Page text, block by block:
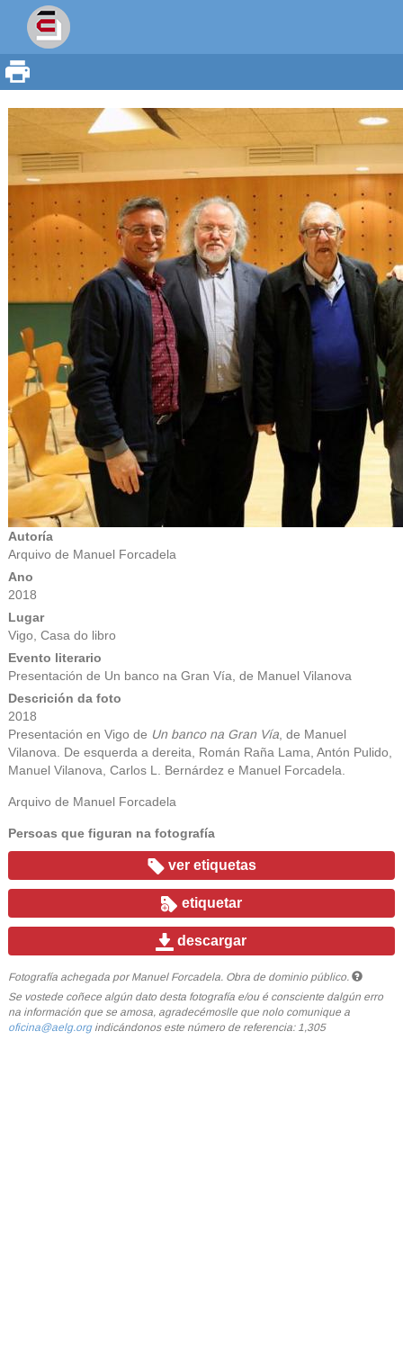
Autoría
Arquivo de Manuel Forcadela
Ano
2018
Lugar
Vigo, Casa do libro
Evento literario
Presentación de Un banco na Gran Vía, de Manuel Vilanova
Descrición da foto
2018
Presentación en Vigo de Un banco na Gran Vía, de Manuel
Vilanova. De esquerda a dereita, Román Raña Lama, Antón Pulido,
Manuel Vilanova, Carlos L. Bernárdez e Manuel Forcadela.
Arquivo de Manuel Forcadela
Persoas que figuran na fotografía
ver etiquetas
etiquetar
descargar
Fotografía achegada por Manuel Forcadela. Obra de dominio público.
Se vostede coñece algún dato desta fotografía e/ou é consciente dalgún erro
na información que se amosa, agradecémoslle que nolo comunique a
oficina@aelg.orgindicándonos este número de referencia: 1,305